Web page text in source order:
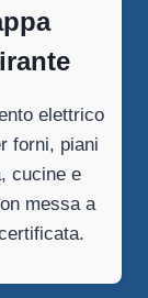
elettrico
forni, piani
cucine e
messa a